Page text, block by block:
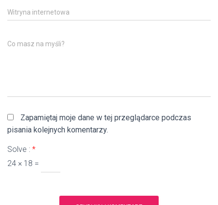
Witryna internetowa
Co masz na myśli?
Zapamiętaj moje dane w tej przeglądarce podczas
pisania kolejnych komentarzy.
Solve : *
24 × 18 =